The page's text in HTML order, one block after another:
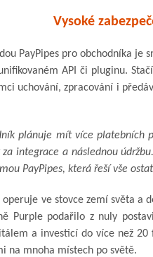
Vysoké
PayPipes pro obchodníka je
API či pluginu.
uchování, zpracování i
plánuje mít více platebních
integrace a následnou
PayPipes, která řeší vše
operuje ve stovce zemí světa a
Purple podařilo z nuly
a investicí do více než
na mnoha místech po světě.